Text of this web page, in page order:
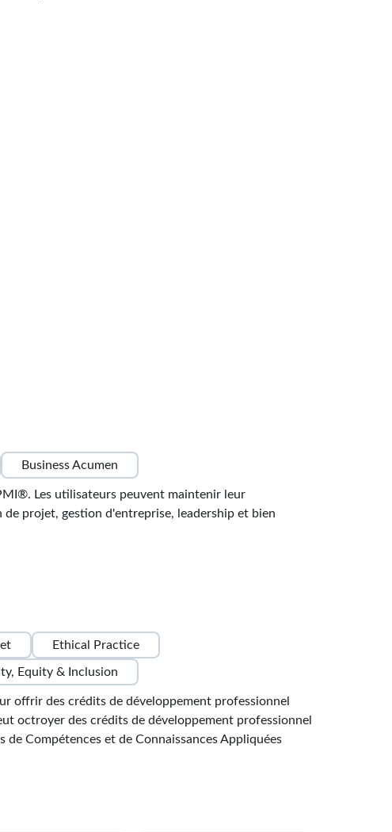
Business Acumen
Les utilisateurs peuvent maintenir leur
projet, gestion d'entreprise, leadership et bien
Ethical Practice
Equity & Inclusion
offrir des crédits de développement professionnel
octroyer des crédits de développement professionnel
de Compétences et de Connaissances Appliquées